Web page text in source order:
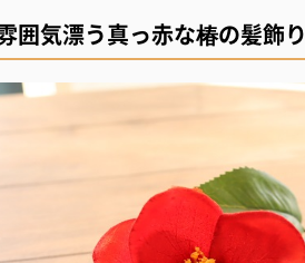
囲気漂う真っ赤な椿の髪飾り